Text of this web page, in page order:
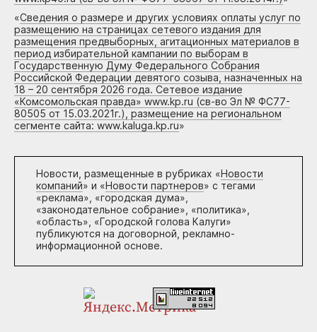
«Сведения о размере и других условиях оплаты услуг по
размещению на страницах сетевого издания для
размещения предвыборных, агитационных материалов в
период избирательной кампании по выборам в
Государственную Думу Федерального Собрания
Российской Федерации девятого созыва, назначенных на
18 – 20 сентября 2026 года. Сетевое издание
«Комсомольская правда» www.kp.ru (св-во Эл № ФС77-
80505 от 15.03.2021г.), размещение на региональном
сегменте сайта: www.kaluga.kp.ru»
Новости, размещенные в рубриках «Новости
компаний» и «Новости партнеров» с тегами
«реклама», «городская дума»,
«законодательное собрание», «политика»,
«область», «Городской голова Калуги»
публикуются на договорной, рекламно-
информационной основе.